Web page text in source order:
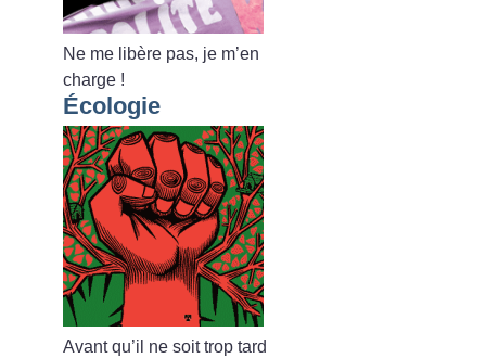
Ne me libère pas, je m’en
charge !
Écologie
Avant qu’il ne soit trop tard